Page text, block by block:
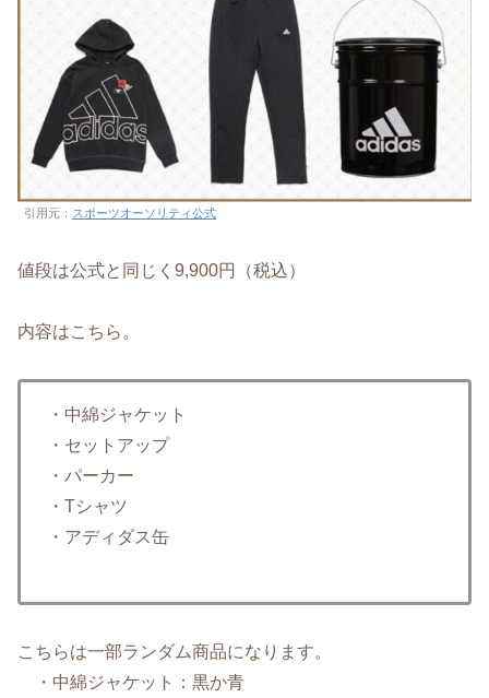
引用元： スポーツオーソリティ公式
値段は公式と同じく9,900円（税込）
内容はこちら。
・中綿ジャケット
・セットアップ
・パーカー
・Tシャツ
・アディダス缶
こちらは一部ランダム商品になります。
・中綿ジャケット：黒か青